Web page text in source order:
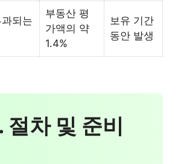
되는
부동산 평
가액의 약
1.4%
보유 기간
동안 발생
차 및 준비